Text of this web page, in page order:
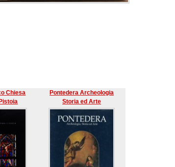
Chiesa
Pontedera Archeologia
Storia ed Arte